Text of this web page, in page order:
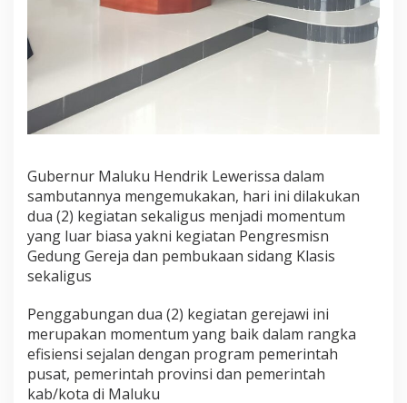
Gubernur Maluku Hendrik Lewerissa dalam
sambutannya mengemukakan, hari ini dilakukan
dua (2) kegiatan sekaligus menjadi momentum
yang luar biasa yakni kegiatan Pengresmisn
Gedung Gereja dan pembukaan sidang Klasis
sekaligus
Penggabungan dua (2) kegiatan gerejawi ini
merupakan momentum yang baik dalam rangka
efisiensi sejalan dengan program pemerintah
pusat, pemerintah provinsi dan pemerintah
kab/kota di Maluku